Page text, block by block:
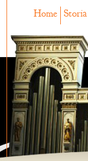
Home Storia